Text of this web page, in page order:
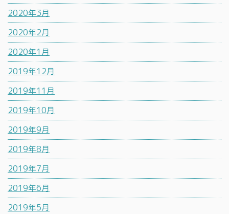
2020年3月
2020年2月
2020年1月
2019年12月
2019年11月
2019年10月
2019年9月
2019年8月
2019年7月
2019年6月
2019年5月